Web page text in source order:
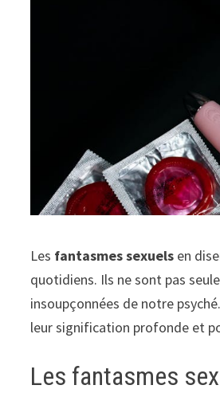
Les fantasmes sexuels en
quotidiens. Ils ne sont pas
insoupçonnées de notre
leur signification profonde et
Les fantasmes